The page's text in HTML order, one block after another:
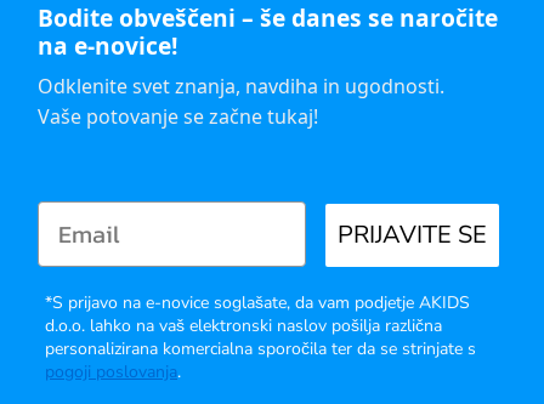
Bodite obveščeni – še danes se naročite
na e-novice!
Odklenite svet znanja, navdiha in ugodnosti.
Vaše potovanje se začne tukaj!
PRIJAVITE SE
*S prijavo na e-novice soglašate, da vam podjetje AKIDS
d.o.o. lahko na vaš elektronski naslov pošilja različna
personalizirana komercialna sporočila ter da se strinjate s
pogoji poslovanja.